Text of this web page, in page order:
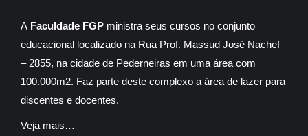
A Faculdade FGP ministra seus cursos no conjunto
educacional localizado na Rua Prof. Massud José Nachef
– 2855, na cidade de Pederneiras em uma área com
100.000m2. Faz parte deste complexo a área de lazer para
discentes e docentes.
Veja mais…